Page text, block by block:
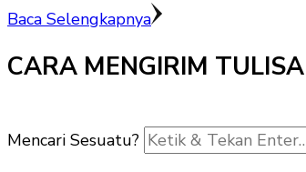
Baca Selengkapnya
CARA MENGIRIM
Mencari Sesuatu?